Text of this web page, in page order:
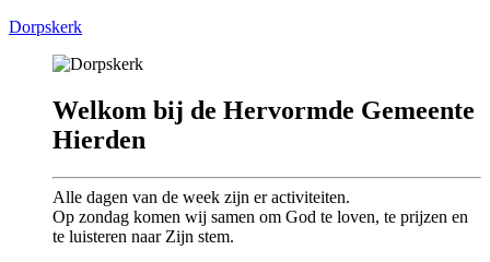
Dorpskerk
Welkom bij de Hervormde Gemeente
Hierden
Alle dagen van de week zijn er activiteiten.
Op zondag komen wij samen om God te loven, te prijzen en
te luisteren naar Zijn stem.